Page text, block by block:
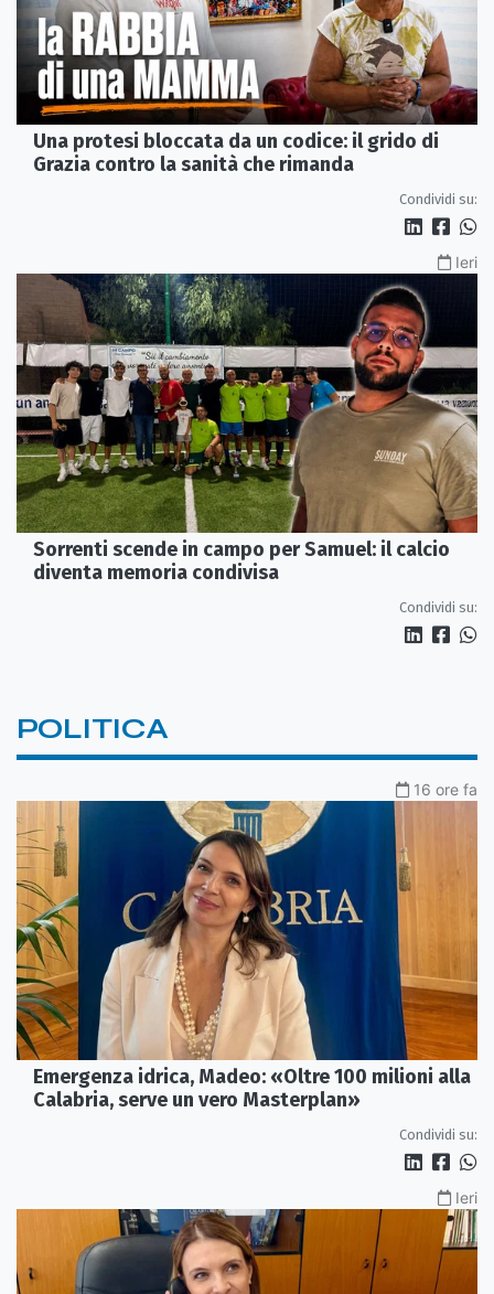
Una protesi bloccata da un codice: il grido di
Grazia contro la sanità che rimanda
Condividi su:
Ieri
Sorrenti scende in campo per Samuel: il calcio
diventa memoria condivisa
Condividi su:
POLITICA
16 ore fa
Emergenza idrica, Madeo: «Oltre 100 milioni alla
Calabria, serve un vero Masterplan»
Condividi su:
Ieri